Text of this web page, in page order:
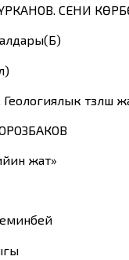
СЕНИ
жат»